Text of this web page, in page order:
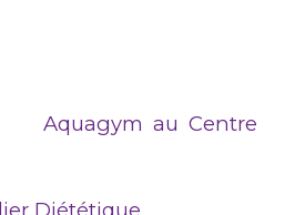
au Centre